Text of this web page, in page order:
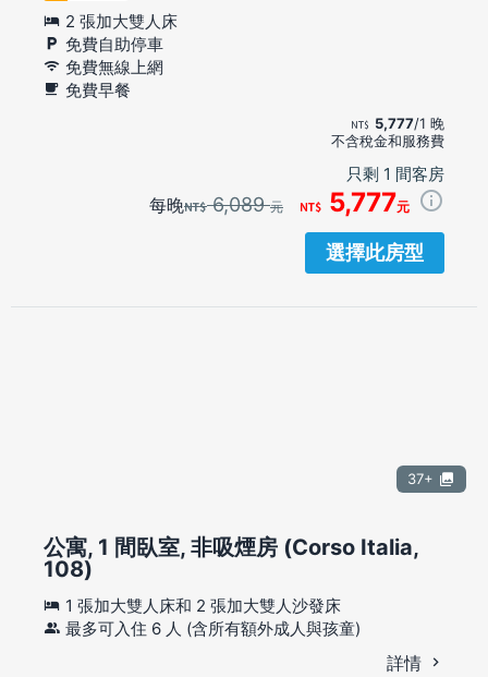
2 張加大雙人床
免費自助停車
免費無線上網
免費早餐
5,777/1 晚
不含稅金和服務費
只剩 1 間客房
每晚 6,089元 5,777元
選擇此房型
37+
公寓, 1 間臥室, 非吸煙房 (Corso Italia,
108)
1 張加大雙人床和 2 張加大雙人沙發床
最多可入住 6 人 (含所有額外成人與孩童)
詳情